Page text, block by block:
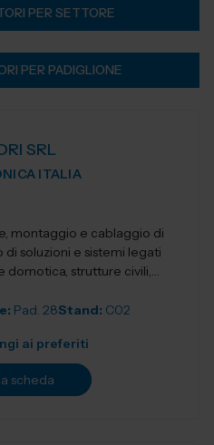
PER SETTORE
PER PADIGLIONE
SRL
ITALIA
montaggio e cablaggio di
soluzioni e sistemi legati
domotica, strutture civili,
Pad. 28Stand: C02
ai preferiti
scheda